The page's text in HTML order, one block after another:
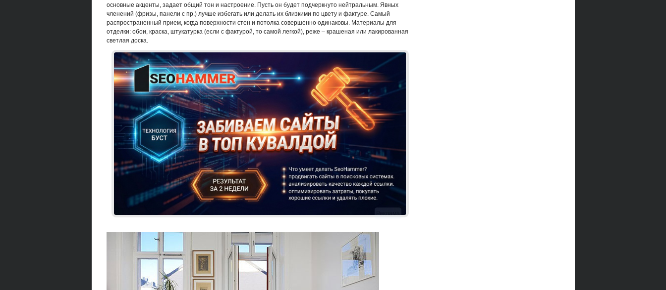
основные акценты, задает общий тон и настроение. Пусть он будет подчеркнуто нейтральным. Явных
членений (фризы, панели с пр.) лучше избегать или делать их близкими по цвету и фактуре. Самый
распространенный прием, когда поверхности стен и потолка совершенно одинаковы. Материалы для
отделки: обои, краска, штукатурка (если с фактурой, то самой легкой), реже – крашеная или лакированная
светлая доска.
Реклама